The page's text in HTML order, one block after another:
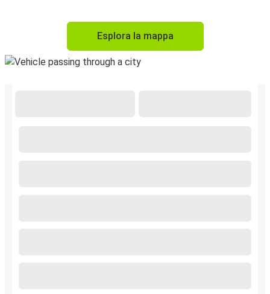
Esplora la mappa